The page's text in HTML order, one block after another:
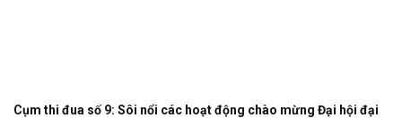
Cụm thi đua số 9: Sôi nổi các hoạt động chào mừng Đại hội đại